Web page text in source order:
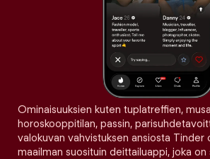
Ominaisuuksien kuten tuplatreffien,
horoskooppitilan, passin,
valokuvan vahvistuksen ansiosta Tinder
maailman suosituin deittailuappi, joka on